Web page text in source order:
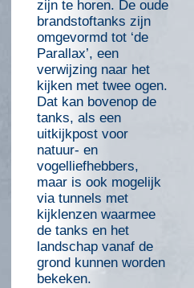
zijn te horen. De oude
brandstoftanks zijn
omgevormd tot ‘de
Parallax’, een
verwijzing naar het
kijken met twee ogen.
Dat kan bovenop de
tanks, als een
uitkijkpost voor
natuur- en
vogelliefhebbers,
maar is ook mogelijk
via tunnels met
kijklenzen waarmee
de tanks en het
landschap vanaf de
grond kunnen worden
bekeken.